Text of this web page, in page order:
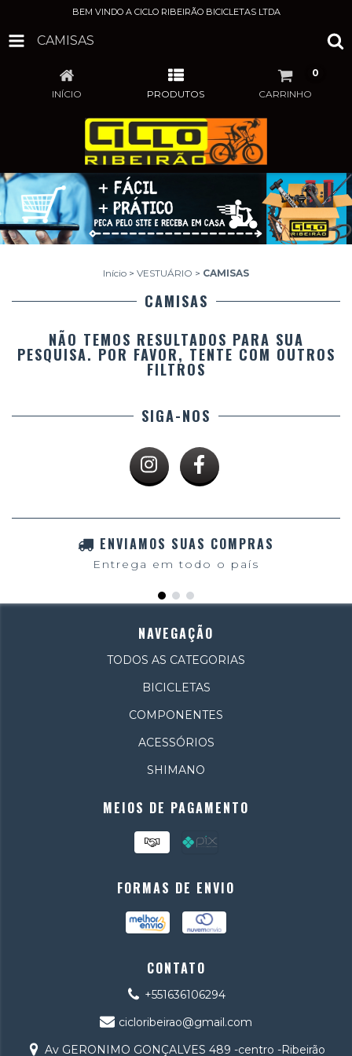
BEM VINDO A CICLO RIBEIRÃO BICICLETAS LTDA
CAMISAS
INÍCIO PRODUTOS CARRINHO
0
Início > VESTUÁRIO > CAMISAS
CAMISAS
NÃO TEMOS RESULTADOS PARA SUA
PESQUISA. POR FAVOR, TENTE COM OUTROS
FILTROS
SIGA-NOS
ENVIAMOS SUAS COMPRAS
Entrega em todo o país
NAVEGAÇÃO
TODOS AS CATEGORIAS
BICICLETAS
COMPONENTES
ACESSÓRIOS
SHIMANO
MEIOS DE PAGAMENTO
FORMAS DE ENVIO
CONTATO
+551636106294
cicloribeirao@gmail.com
Av GERONIMO GONÇALVES 489 -centro -Ribeirão